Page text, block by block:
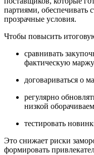
партиями, обеспечивать
прозрачные условия.
Чтобы повысить
сравнивать
фактическую
договариваться о
регулярно
низкой
тестировать
Это снижает риски
формировать